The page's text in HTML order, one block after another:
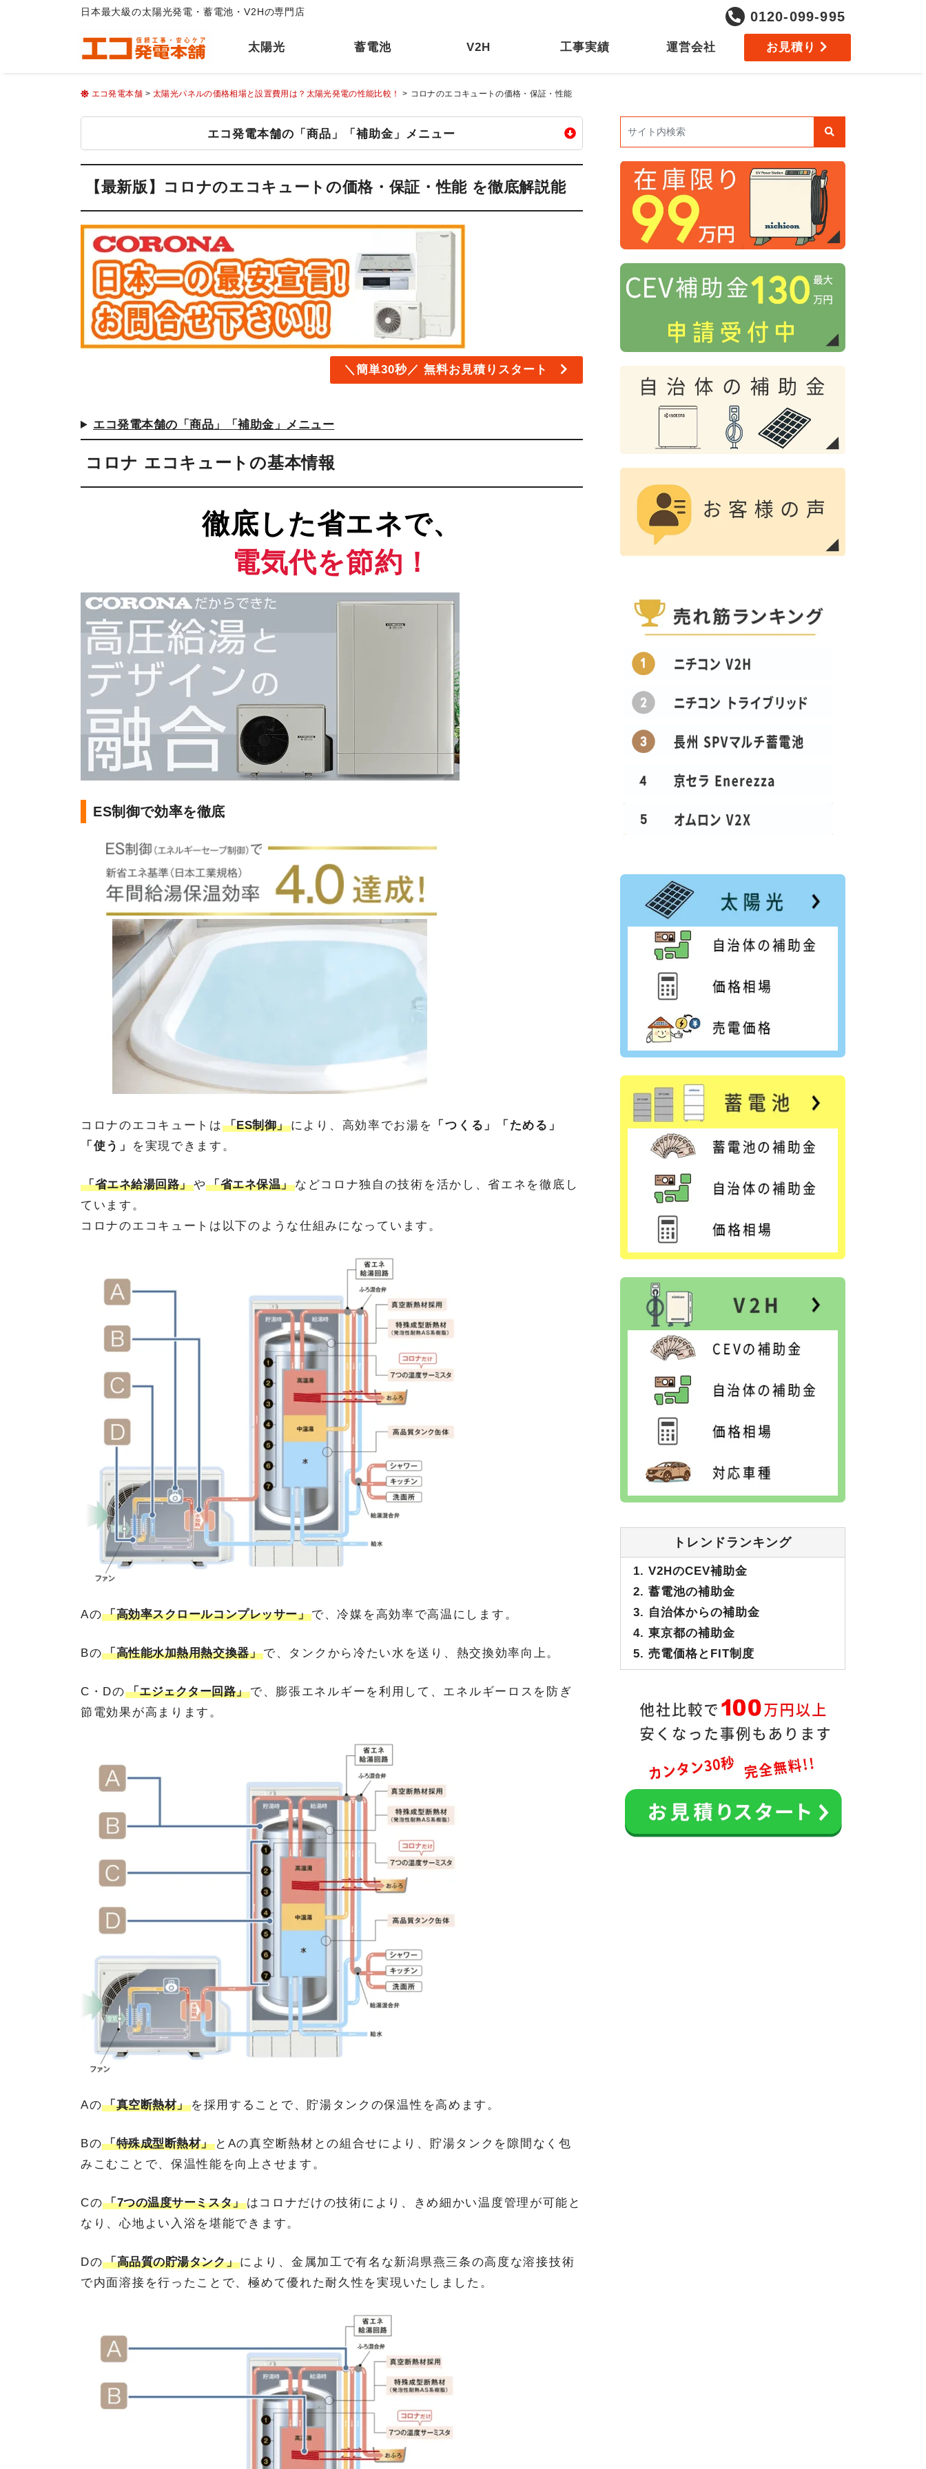
日本最大級の太陽光発電・蓄電池・V2Hの専門店 0120-099-995
太陽光 蓄電池 V2H 工事実績 運営会社 お見積り
エコ発電本舗>太陽光パネルの価格相場と設置費用は？太陽光発電の性能比較！ > コロナのエコキュートの価格・保証・性能
エコ発電本舗の「商品」「補助金」メニュー
太陽光 蓄電池 V2H
太陽光
長州産業
カナディアン
ハンファ Qセルズ
シャープ
パナソニック
エクソル
ネクストエナジー
■その他
カーポート
自家消費型
蓄電池
長州 SPVマルチ
京セラ Enerezza
EP CUBE
テスラ
POWER DEPO R
シャープ
オムロン マルチ
パナソニック創蓄
ハンファ ENERICH
V2H
ニチコン V2H
長州 V2X
■トライブリッド
トライブリッド
エネプラット
補助金
エコキュート
日立
ダイキン
三菱
パナソニック
東芝
コロナ
V2HのCEV補助金
自治体の補助金
お見積り・ご相談
【最新版】コロナのエコキュートの価格・保証・性能 を徹底解説能
＼簡単30秒／ 無料お見積りスタート
エコ発電本舗の「商品」「補助金」メニュー
コロナ エコキュートの基本情報
徹底した省エネで、
電気代を節約！
ES制御で効率を徹底
コロナのエコキュートは 「ES制御」により、高効率でお湯を
「つくる」「ためる」
「使う」
を実現できます。
「省エネ給湯回路」や「省エネ保温」などコロナ独自の技術を活かし、省エネを徹底し
ています。
コロナのエコキュートは以下のような仕組みになっています。
Aの「高効率スクロールコンプレッサー」 で、冷媒を高効率で高温にします。
Bの「高性能水加熱用熱交換器」 で、タンクから冷たい水を送り、熱交換効率向上。
C・Dの 「エジェクター回路」で、膨張エネルギーを利用して、エネルギーロスを防ぎ
節電効果が高まります。
Aの「真空断熱材」を採用することで、貯湯タンクの保温性を高めます。
Bの「特殊成型断熱材」 とAの真空断熱材との組合せにより、貯湯タンクを隙間なく包
みこむことで、保温性能を向上させます。
Cの「7つの温度サーミスタ」はコロナだけの技術により、きめ細かい温度管理が可能と
なり、心地よい入浴を堪能できます。
Dの「高品質の貯湯タンク」 により、金属加工で有名な新潟県燕三条の高度な溶接技術
で内面溶接を行ったことで、極めて優れた耐久性を実現いたしました。
検索:
トレンドランキング
1. V2HのCEV補助金
2. 蓄電池の補助金
3. 自治体からの補助金
4. 東京都の補助金
5. 売電価格とFIT制度